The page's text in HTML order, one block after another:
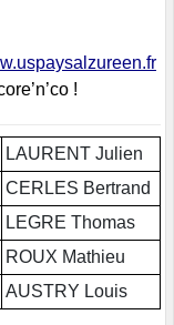
!
LAURENT Julien
CERLES Bertrand
LEGRE Thomas
ROUX Mathieu
AUSTRY Louis